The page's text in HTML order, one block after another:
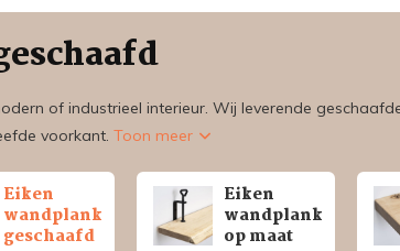
of industrieel interieur. Wij leverende
voorkant. Toon meer
Eiken
wandplank
geschaafd
Eiken
wandplank
op maat